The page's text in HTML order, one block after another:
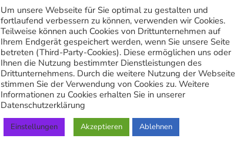
Um unsere Webseite für Sie optimal zu gestalten und
fortlaufend verbessern zu können, verwenden wir Cookies.
Teilweise können auch Cookies von Drittunternehmen auf
Ihrem Endgerät gespeichert werden, wenn Sie unsere Seite
betreten (Third-Party-Cookies). Diese ermöglichen uns oder
Ihnen die Nutzung bestimmter Dienstleistungen des
Drittunternehmens. Durch die weitere Nutzung der Webseite
stimmen Sie der Verwendung von Cookies zu. Weitere
Informationen zu Cookies erhalten Sie in unserer
Datenschutzerklärung
Einstellungen Akzeptieren Ablehnen